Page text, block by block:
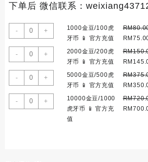
下单后 微信联系：
-
1000
金
豆/100
虎
牙
币
官
方
+
1000金豆/100虎
牙币 📱 官方充值
RM
Original
price
was:
RM
-
2000
金
豆/200
虎
牙
币
+
2000金豆/200虎
牙币 📱 官方充值
RM
Original
price
was:
RM
-
5000
金
豆/500
虎
+
5000金豆/500虎
牙币 📱 官方充值
RM
Original
price
was:
RM
-
10000
金
+
10000金豆/1000
虎牙币 📱 官方充
值
RM
Original
RM